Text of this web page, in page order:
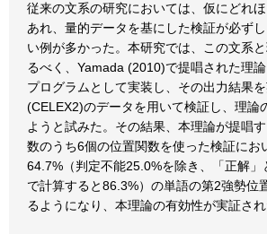
従来の文系の研究においては、仮にどれ
あれ、量的データを基にした検証が必ず
い例が多かった。本研究では、この文系
るべく、Yamada (2010)で提唱された理
プログラムとして実装し、その出力結果
(CELEX2)のデータを用いて検証し、理論
ようと試みた。その結果、本理論が提唱
数のうち6個の位置関数を使った検証にお
64.7%（判定不能25.0%を除き、「正解」
で計算すると86.3%）の単語の第2強勢位
るようになり、本理論の有効性が実証され